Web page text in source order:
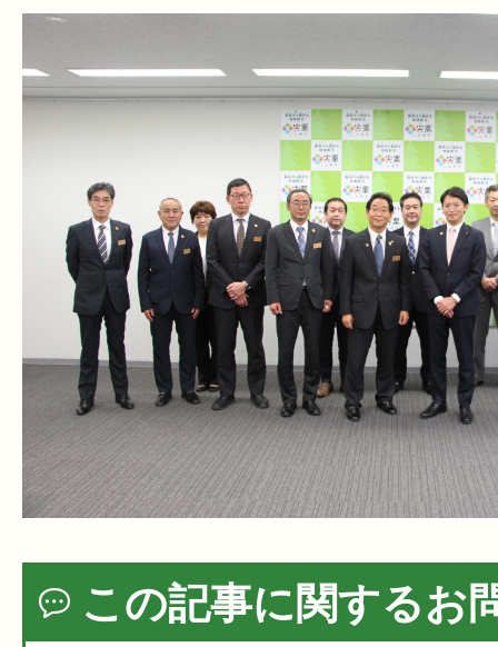
この記事に関するお